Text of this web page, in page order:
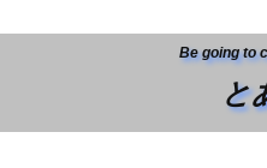
Be going to
と